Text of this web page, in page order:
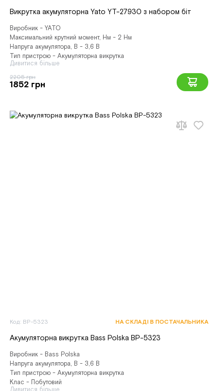
Викрутка акумуляторна Yato YT-27930 з набором біт
Виробник - YATO
Максимальний крутний момент, Нм - 2 Нм
Напруга акумулятора, В - 3,6 В
Тип пристрою - Акумуляторна викрутка
Дивитися більше
2205 грн
1852 грн
Код: BP-5323 НА СКЛАДІ В ПОСТАЧАЛЬНИКА
Акумуляторна викрутка Bass Polska BP-5323
Виробник - Bass Polska
Напруга акумулятора, В - 3,6 В
Тип пристрою - Акумуляторна викрутка
Клас - Побутовий